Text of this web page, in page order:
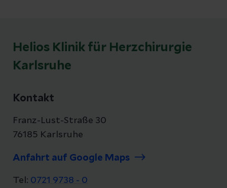
Helios Klinik für Herzchirurgie
Karlsruhe
Kontakt
Franz-Lust-Straße 30
76185 Karlsruhe
Anfahrt auf Google Maps
Tel: 0721 9738 - 0